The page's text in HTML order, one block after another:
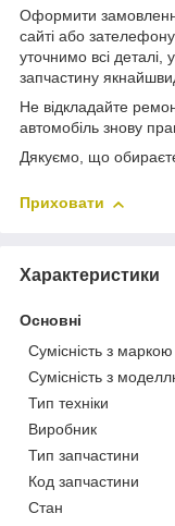
Оформити
сайті або
уточнимо всі деталі,
запчастину
Не відкладайте
автомобіль знову
Дякуємо, що
Приховати
Характеристики
Основні
Сумісність з маркою
Сумісність з
Тип техніки
Виробник
Тип запчастини
Код запчастини
Стан